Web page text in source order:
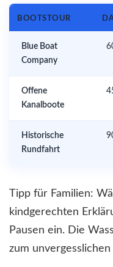
BOOTSTOUR
Blue Boat
Company
Offene
Kanalboote
Historische
Rundfahrt
Tipp für Familien:
kindgerechten
Pausen ein. Die
zum unvergesslichen